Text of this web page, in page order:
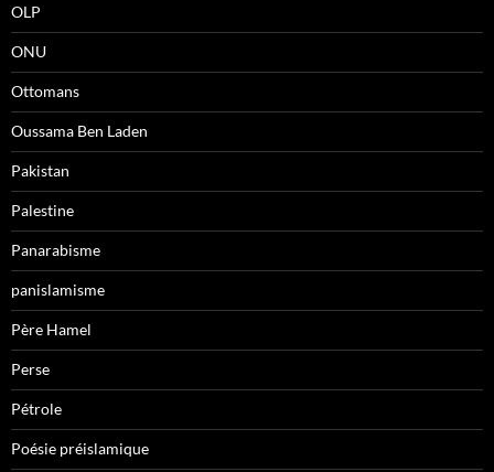
OLP
ONU
Ottomans
Oussama Ben Laden
Pakistan
Palestine
Panarabisme
panislamisme
Père Hamel
Perse
Pétrole
Poésie préislamique